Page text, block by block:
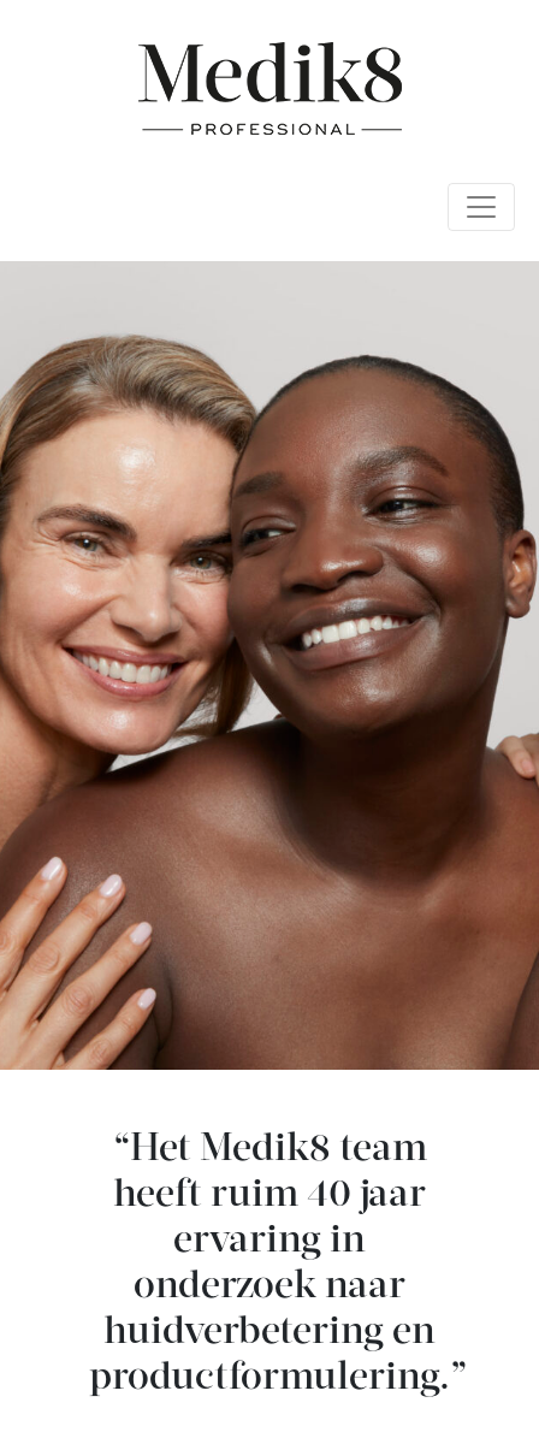
“Het Medik8 team
heeft ruim 40 jaar
ervaring in
onderzoek naar
huidverbetering en
productformulering.”